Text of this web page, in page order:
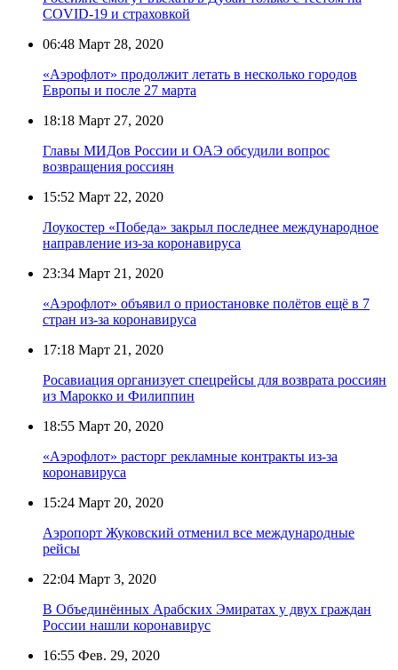
COVID-19 и страховкой
06:48 Март 28, 2020
«Аэрофлот» продолжит летать в несколько городов
Европы и после 27 марта
18:18 Март 27, 2020
Главы МИДов России и ОАЭ обсудили вопрос
возвращения россиян
15:52 Март 22, 2020
Лоукостер «Победа» закрыл последнее международное
направление из-за коронавируса
23:34 Март 21, 2020
«Аэрофлот» объявил о приостановке полётов ещё в 7
стран из-за коронавируса
17:18 Март 21, 2020
Росавиация организует спецрейсы для возврата россиян
из Марокко и Филиппин
18:55 Март 20, 2020
«Аэрофлот» расторг рекламные контракты из-за
коронавируса
15:24 Март 20, 2020
Аэропорт Жуковский отменил все международные
рейсы
22:04 Март 3, 2020
В Объединённых Арабских Эмиратах у двух граждан
России нашли коронавирус
16:55 Фев. 29, 2020